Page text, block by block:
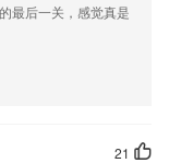
坑前的准备。
最后一关，感觉真是
21